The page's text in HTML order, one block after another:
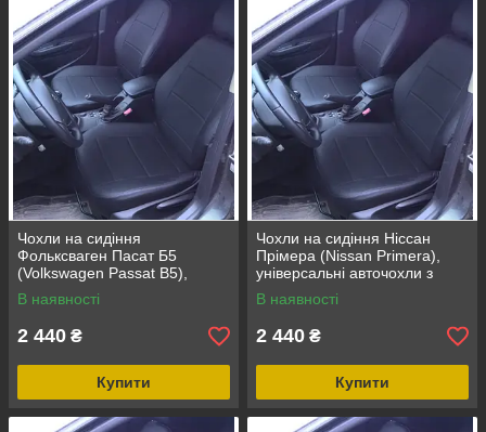
Чохли на сидіння
Фольксваген Пасат Б5
(Volkswagen Passat B5),
універсальні авточохли з
екошкіри в Україні
В наявності
2 440 ₴
Купити
Чохли на сидіння Ніссан
Прімера (Nissan Primera),
універсальні авточохли з
екошкіри в Україні
В наявності
2 440 ₴
Купити